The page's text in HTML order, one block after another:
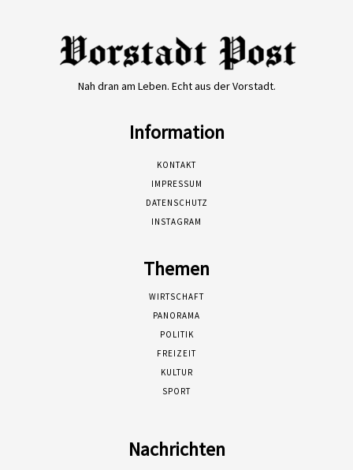
Nah dran am Leben. Echt aus der Vorstadt.
Information
KONTAKT
IMPRESSUM
DATENSCHUTZ
INSTAGRAM
Themen
WIRTSCHAFT
PANORAMA
POLITIK
FREIZEIT
KULTUR
SPORT
Nachrichten